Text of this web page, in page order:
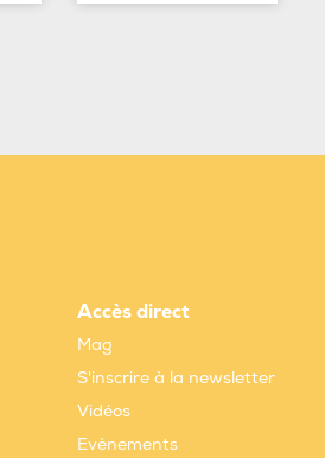
Accès direct
Mag
S'inscrire à la newsletter
Vidéos
Evènements